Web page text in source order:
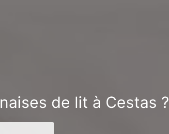
de lit à Cestas ?